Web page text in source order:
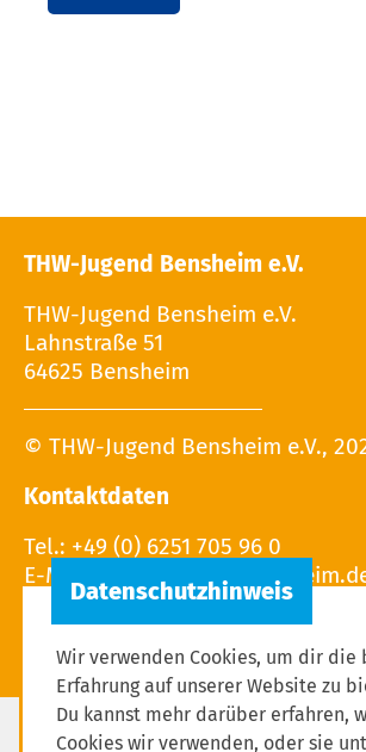
THW-Jugend Bensheim e.V.
THW-Jugend Bensheim e.V.
Lahnstraße 51
64625 Bensheim
© THW-Jugend Bensheim e.V.,
Kontaktdaten
Tel.: +49 (0) 6251 705 96 0
E-Mail:
Impressum
Wir verwenden Cookies, um dir die
Erfahrung auf unserer Website zu
Du kannst mehr darüber erfahren,
Cookies wir verwenden, oder sie